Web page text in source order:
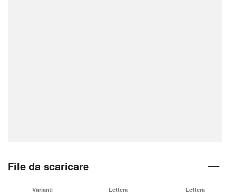
File da scaricare
Varianti
Lettera
Lettera